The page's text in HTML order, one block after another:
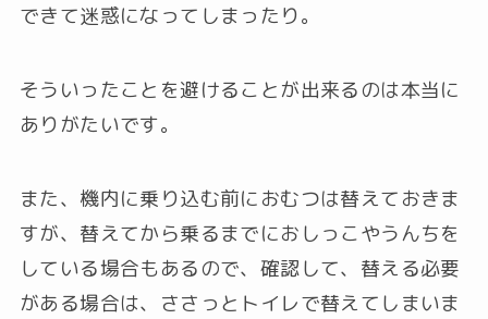
できて迷惑になってしまったり。
そういったことを避けることが出来るのは本当に
ありがたいです。
また、機内に乗り込む前におむつは替えておきま
すが、替えてから乗るまでにおしっこやうんちを
している場合もあるので、確認して、替える必要
がある場合は、ささっとトイレで替えてしまいま